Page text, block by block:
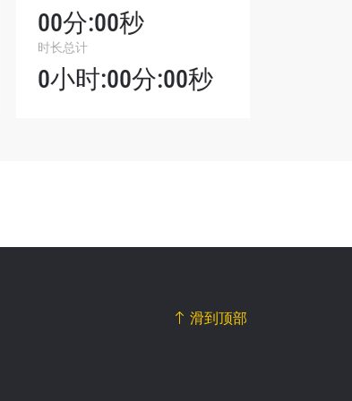
00分:00秒
时长总计
0小时:00分:00秒
滑到顶部